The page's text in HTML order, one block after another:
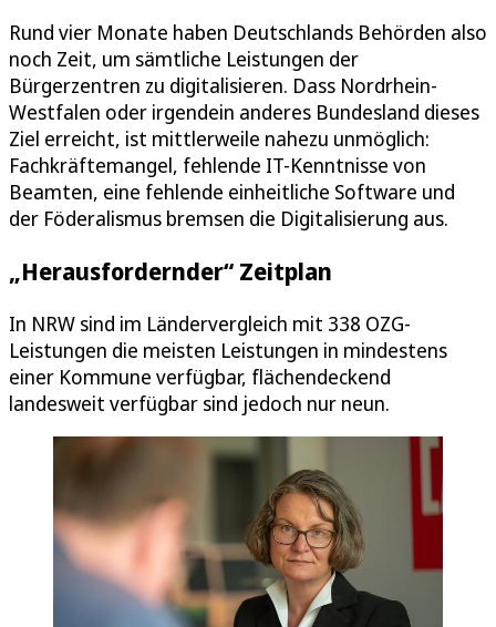
Rund vier Monate haben Deutschlands Behörden also
noch Zeit, um sämtliche Leistungen der
Bürgerzentren zu digitalisieren. Dass Nordrhein-
Westfalen oder irgendein anderes Bundesland dieses
Ziel erreicht, ist mittlerweile nahezu unmöglich:
Fachkräftemangel, fehlende IT-Kenntnisse von
Beamten, eine fehlende einheitliche Software und
der Föderalismus bremsen die Digitalisierung aus.
„Herausfordernder“ Zeitplan
In NRW sind im Ländervergleich mit 338 OZG-
Leistungen die meisten Leistungen in mindestens
einer Kommune verfügbar, flächendeckend
landesweit verfügbar sind jedoch nur neun.